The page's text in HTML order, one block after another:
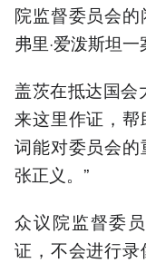
院监督委员会
弗里·爱泼斯坦一
盖茨在抵达国会
来这里作证，
词能对委员会
张正义。”
众议院监督委
证，不会进行